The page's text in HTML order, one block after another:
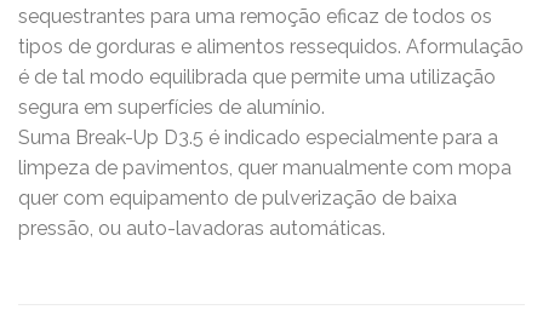
sequestrantes para uma remoção eficaz de todos os
tipos de gorduras e alimentos ressequidos. Aformulação
é de tal modo equilibrada que permite uma utilização
segura em superfícies de alumínio.
Suma Break-Up D3.5 é indicado especialmente para a
limpeza de pavimentos, quer manualmente com mopa
quer com equipamento de pulverização de baixa
pressão, ou auto-lavadoras automáticas.